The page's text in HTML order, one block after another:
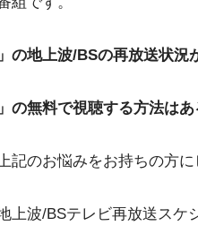
の地上波/BSの再放送状況
の無料で視聴する方法はあ
記のお悩みをお持ちの方に
上波/BSテレビ再放送スケ